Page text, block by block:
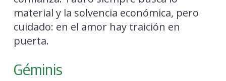
material y la solvencia económica, pero
cuidado: en el amor hay traición en
puerta.
Géminis